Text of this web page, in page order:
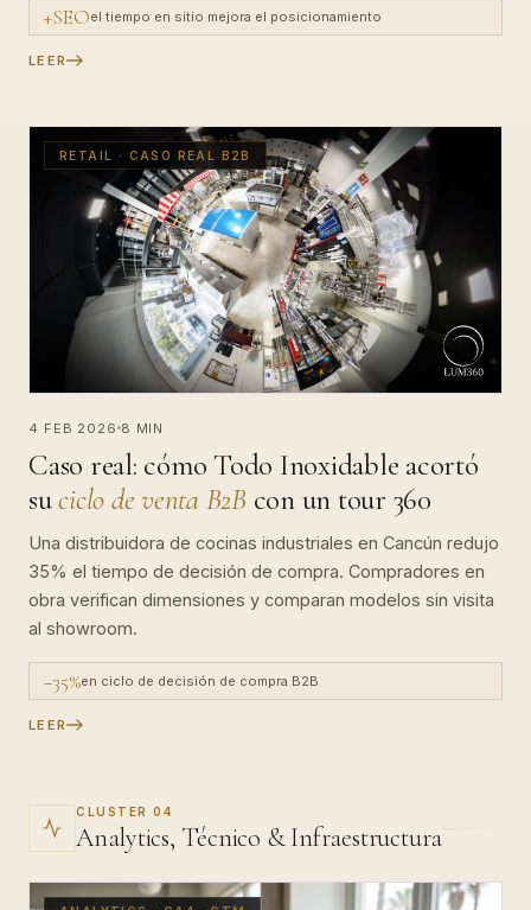
+SEOel tiempo en sitio mejora el posicionamiento
LEER
RETAIL · CASO REAL B2B
4 FEB 2026 8 MIN
Caso real: cómo Todo Inoxidable acortó
suciclo de venta B2B con un tour 360
Una distribuidora de cocinas industriales en Cancún redujo
35% el tiempo de decisión de compra. Compradores en
obra verifican dimensiones y comparan modelos sin visita
al showroom.
−35%en ciclo de decisión de compra B2B
LEER
CLUSTER 04
Analytics, Técnico & Infraestructura